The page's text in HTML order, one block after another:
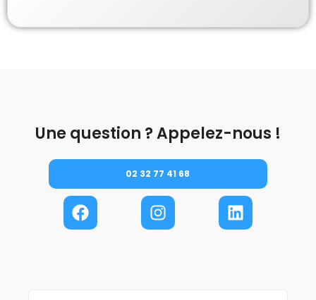
Une question ? Appelez-nous !
02 32 77 41 68